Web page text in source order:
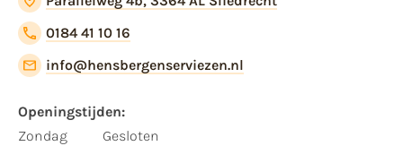
0184 41 10 16
info@hensbergenserviezen.nl
Openingstijden:
Zondag
Gesloten